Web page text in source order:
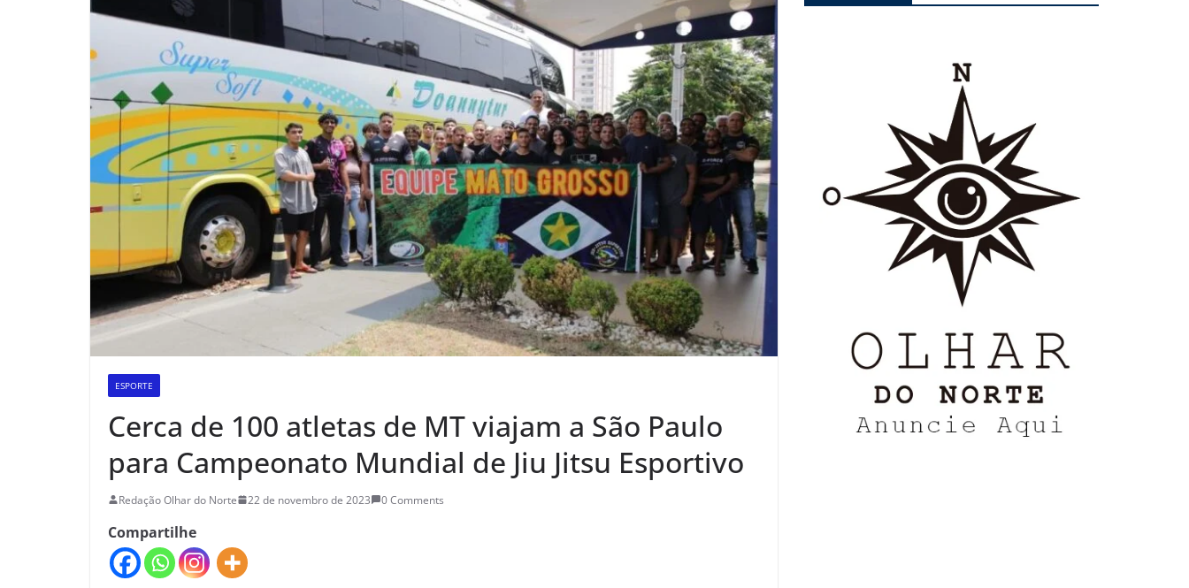
ESPORTE
Cerca de 100 atletas de MT viajam a São Paulo
para Campeonato Mundial de Jiu Jitsu Esportivo
Redação Olhar do Norte 22 de novembro de 2023 0 Comments
Compartilhe